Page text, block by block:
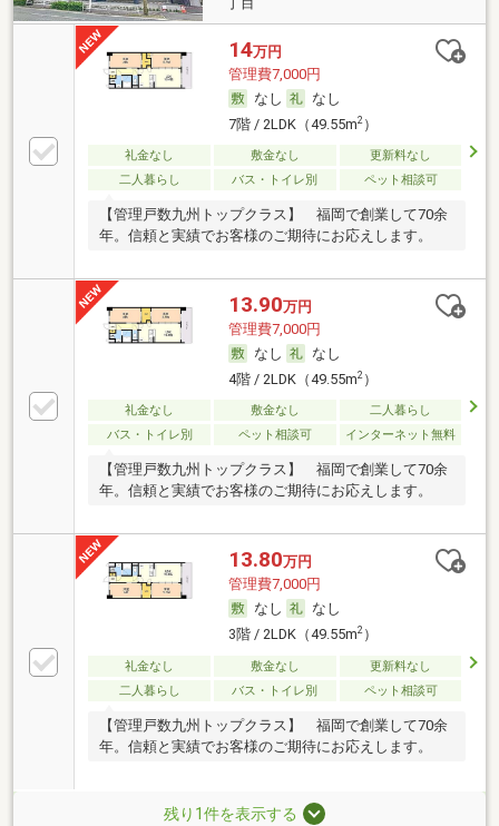
14万円
管理費7,000円
なし
なし
7階 / 2LDK（49.55m2）
礼金なし 敷金なし
更新料なし
二人暮らし
バス・トイレ別 ペット相談可
【管理戸数九州トップクラス】 福岡で創業して70余
年。信頼と実績でお客様のご期待にお応えします。
13.90万円
管理費7,000円
なし
なし
4階 / 2LDK（49.55m2）
礼金なし 敷金なし
二人暮らし
バス・トイレ別
ペット相談可 インターネット無料
【管理戸数九州トップクラス】 福岡で創業して70余
年。信頼と実績でお客様のご期待にお応えします。
13.80万円
管理費7,000円
なし
なし
3階 / 2LDK（49.55m2）
礼金なし 敷金なし
更新料なし
二人暮らし
バス・トイレ別 ペット相談可
【管理戸数九州トップクラス】 福岡で創業して70余
年。信頼と実績でお客様のご期待にお応えします。
残り1件を表示する